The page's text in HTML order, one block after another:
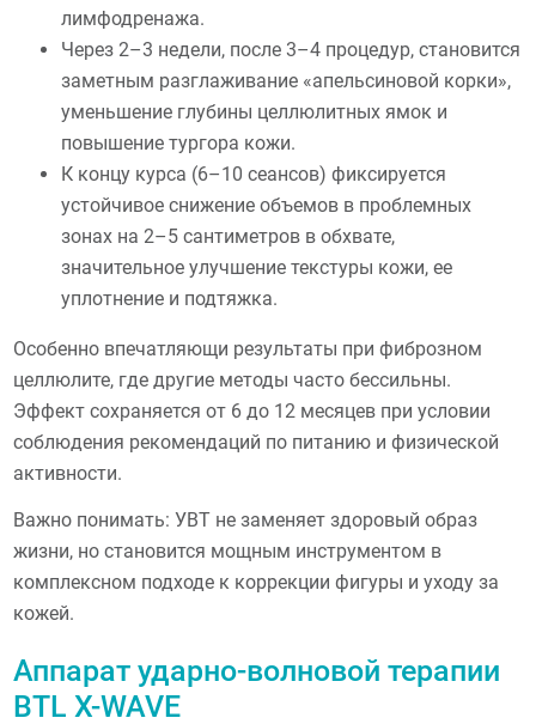
лимфодренажа.
Через 2–3 недели, после 3–4 процедур, становится
заметным разглаживание «апельсиновой корки»,
уменьшение глубины целлюлитных ямок и
повышение тургора кожи.
К концу курса (6–10 сеансов) фиксируется
устойчивое снижение объемов в проблемных
зонах на 2–5 сантиметров в обхвате,
значительное улучшение текстуры кожи, ее
уплотнение и подтяжка.
Особенно впечатляющи результаты при фиброзном
целлюлите, где другие методы часто бессильны.
Эффект сохраняется от 6 до 12 месяцев при условии
соблюдения рекомендаций по питанию и физической
активности.
Важно понимать: УВТ не заменяет здоровый образ
жизни, но становится мощным инструментом в
комплексном подходе к коррекции фигуры и уходу за
кожей.
Аппарат ударно-волновой терапии
BTL X-WAVE